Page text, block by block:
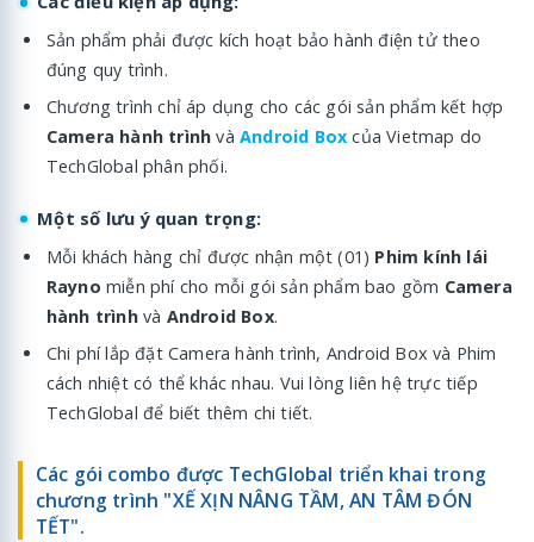
Sản phẩm phải được kích hoạt bảo hành điện tử theo
đúng quy trình.
Chương trình chỉ áp dụng cho các gói sản phẩm kết hợp
Camera hành trình vàAndroid Box của Vietmap do
TechGlobal phân phối.
Một số lưu ý quan trọng:
Mỗi khách hàng chỉ được nhận một (01) Phim kính lái
Rayno miễn phí cho mỗi gói sản phẩm bao gồm Camera
hành trìnhvà Android Box.
Chi phí lắp đặt Camera hành trình, Android Box và Phim
cách nhiệt có thể khác nhau. Vui lòng liên hệ trực tiếp
TechGlobal để biết thêm chi tiết.
Các gói combo được TechGlobal triển khai trong
chương trình "XẾ XỊN NÂNG TẦM, AN TÂM ĐÓN
TẾT".